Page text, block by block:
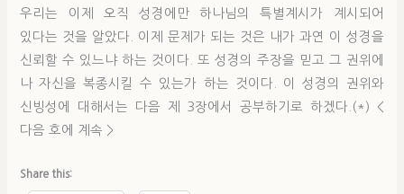
우리는 이제 오직 성경에만 하나님의 특별계시가 계시되어
있다는 것을 알았다. 이제 문제가 되는 것은 내가 과연 이 성경을
신뢰할 수 있느냐 하는 것이다. 또 성경의 주장을 믿고 그 권위에
나 자신을 복종시킬 수 있는가 하는 것이다. 이 성경의 권위와
신빙성에 대해서는 다음 제 3장에서 공부하기로 하겠다.(*) <
다음 호에 계속 >
Share this: